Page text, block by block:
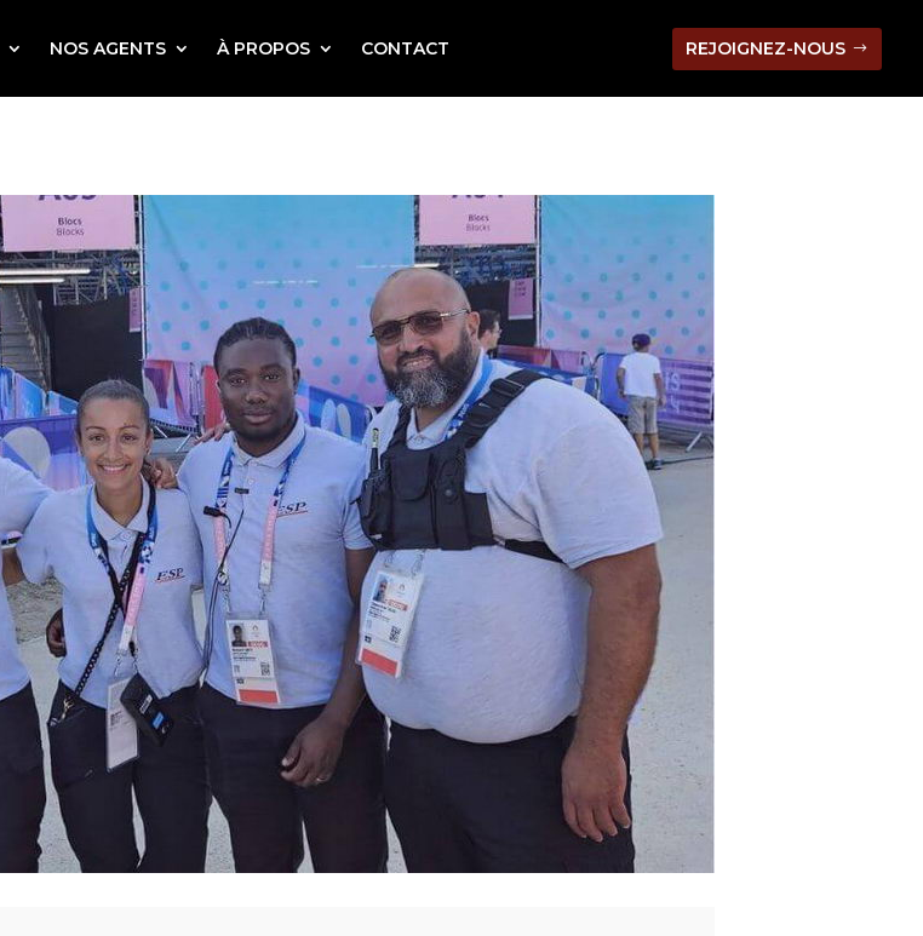
NOS AGENTS À PROPOS CONTACT REJOIGNEZ-NOUS